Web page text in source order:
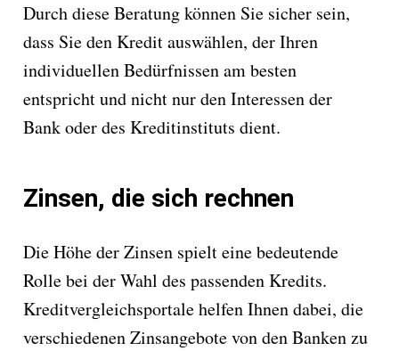
Durch diese Beratung können Sie sicher sein,
dass Sie den Kredit auswählen, der Ihren
individuellen Bedürfnissen am besten
entspricht und nicht nur den Interessen der
Bank oder des Kreditinstituts dient.
Zinsen, die sich rechnen
Die Höhe der Zinsen spielt eine bedeutende
Rolle bei der Wahl des passenden Kredits.
Kreditvergleichsportale helfen Ihnen dabei, die
verschiedenen Zinsangebote von den Banken zu